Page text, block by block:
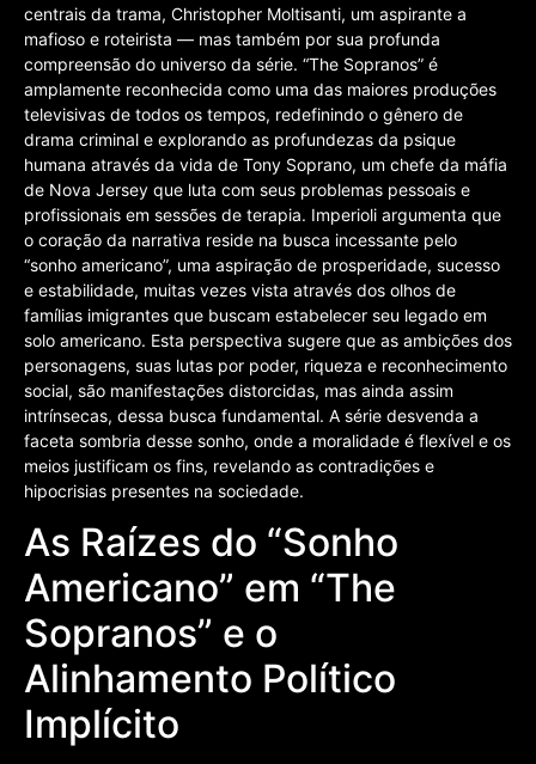
centrais da trama, Christopher Moltisanti, um aspirante a
mafioso e roteirista — mas também por sua profunda
compreensão do universo da série. “The Sopranos” é
amplamente reconhecida como uma das maiores produções
televisivas de todos os tempos, redefinindo o gênero de
drama criminal e explorando as profundezas da psique
humana através da vida de Tony Soprano, um chefe da máfia
de Nova Jersey que luta com seus problemas pessoais e
profissionais em sessões de terapia. Imperioli argumenta que
o coração da narrativa reside na busca incessante pelo
“sonho americano”, uma aspiração de prosperidade, sucesso
e estabilidade, muitas vezes vista através dos olhos de
famílias imigrantes que buscam estabelecer seu legado em
solo americano. Esta perspectiva sugere que as ambições dos
personagens, suas lutas por poder, riqueza e reconhecimento
social, são manifestações distorcidas, mas ainda assim
intrínsecas, dessa busca fundamental. A série desvenda a
faceta sombria desse sonho, onde a moralidade é flexível e os
meios justificam os fins, revelando as contradições e
hipocrisias presentes na sociedade.
As Raízes do “Sonho
Americano” em “The
Sopranos” e o
Alinhamento Político
Implícito